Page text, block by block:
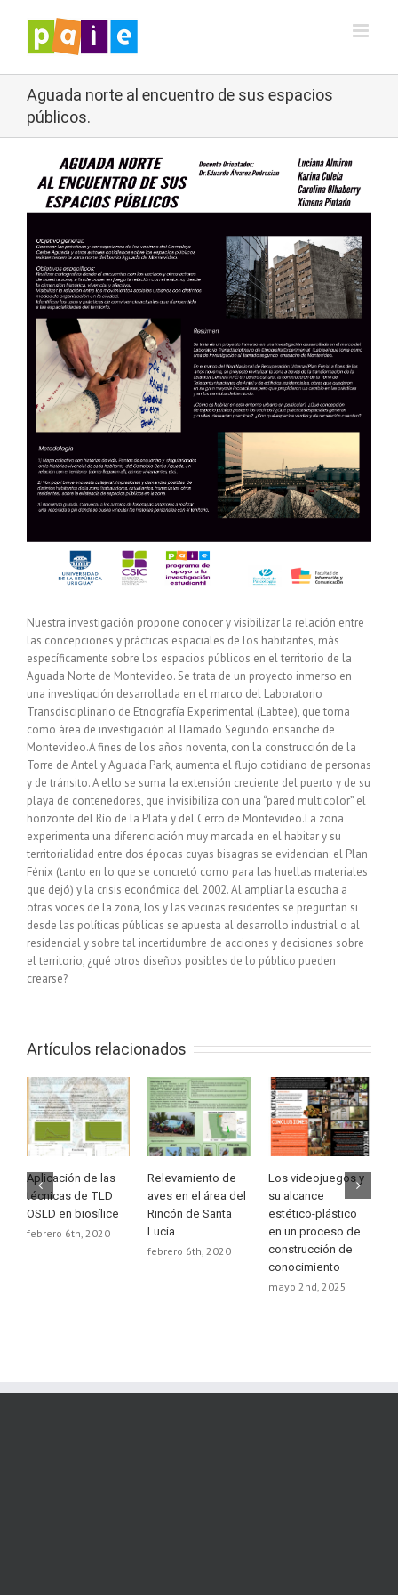
contenido
Aguada norte al encuentro de sus espacios
públicos.
imagen
más
grande
Nuestra investigación propone conocer y visibilizar la relación entre
las concepciones y prácticas espaciales de los habitantes, más
específicamente sobre los espacios públicos en el territorio de la
Aguada Norte de Montevideo. Se trata de un proyecto inmerso en
una investigación desarrollada en el marco del Laboratorio
Transdisciplinario de Etnografía Experimental (Labtee), que toma
como área de investigación al llamado Segundo ensanche de
Montevideo.A fines de los años noventa, con la construcción de la
Torre de Antel y Aguada Park, aumenta el flujo cotidiano de personas
y de tránsito. A ello se suma la extensión creciente del puerto y de su
playa de contenedores, que invisibiliza con una “pared multicolor” el
horizonte del Río de la Plata y del Cerro de Montevideo.La zona
experimenta una diferenciación muy marcada en el habitar y su
territorialidad entre dos épocas cuyas bisagras se evidencian: el Plan
Fénix (tanto en lo que se concretó como para las huellas materiales
que dejó) y la crisis económica del 2002. Al ampliar la escucha a
otras voces de la zona, los y las vecinas residentes se preguntan si
desde las políticas públicas se apuesta al desarrollo industrial o al
residencial y sobre tal incertidumbre de acciones y decisiones sobre
el territorio, ¿qué otros diseños posibles de lo público pueden
crearse?
Artículos relacionados
Aplicación de las
técnicas de TLD
OSLD en biosílice
febrero 6th, 2020
Relevamiento de
aves en el área del
Rincón de Santa
Lucía
febrero 6th, 2020
Los videojuegos y
su alcance
estético-plástico
en un proceso de
construcción de
conocimiento
mayo 2nd, 2025